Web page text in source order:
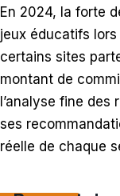
En 2024, la forte
jeux éducatifs
certains sites
montant de
l’analyse fine des
ses
réelle de chaque